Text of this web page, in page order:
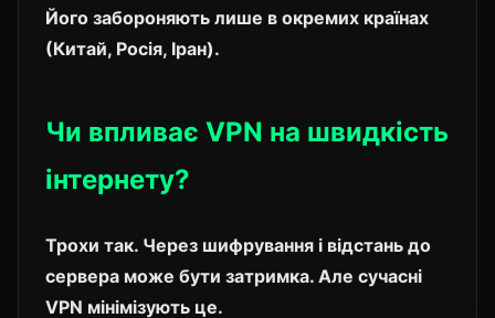
Його забороняють лише в окремих країнах
(Китай, Росія, Іран).
Чи впливає VPN на швидкість
інтернету?
Трохи так. Через шифрування і відстань до
сервера може бути затримка. Але сучасні
VPN мінімізують це.